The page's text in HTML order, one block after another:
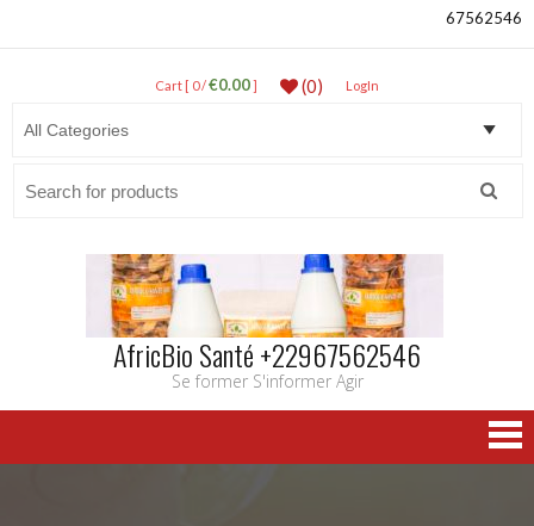
67562546
Cart [ 0 /€0.00] (0) LogIn
AfricBio Santé +22967562546
Se former S'informer Agir